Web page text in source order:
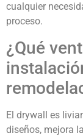
cualquier
proceso.
¿Qué
El drywall es
diseños, mejora